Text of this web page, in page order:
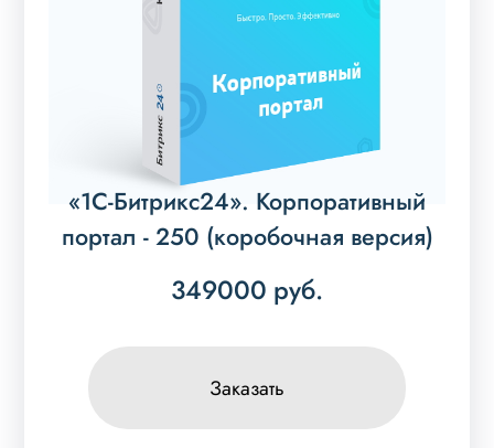
«1С-Битрикс24». Корпоративный
портал - 250 (коробочная версия)
349000 руб.
Заказать